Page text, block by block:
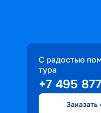
С радостью
тура
+7 495
Заказать